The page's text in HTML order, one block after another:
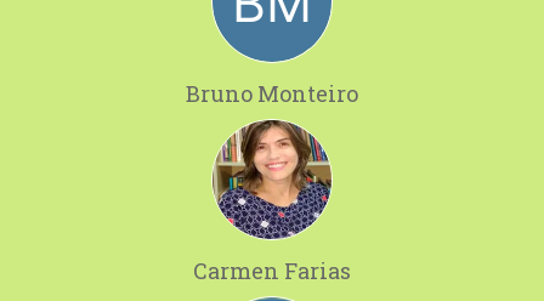
Bruno Monteiro
Carmen Farias